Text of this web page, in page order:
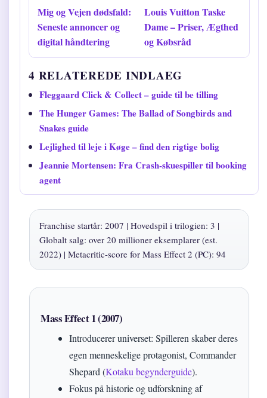
Mig og Vejen dødsfald:
Seneste annoncer og
digital håndtering
Louis Vuitton Taske
Dame – Priser, Ægthed
og Købsråd
4 RELATEREDE INDLAEG
Fleggaard Click & Collect – guide til be tilling
The Hunger Games: The Ballad of Songbirds and
Snakes guide
Lejlighed til leje i Køge – find den rigtige bolig
Jeannie Mortensen: Fra Crash-skuespiller til booking
agent
Franchise startår: 2007 | Hovedspil i trilogien: 3 |
Globalt salg: over 20 millioner eksemplarer (est.
2022) | Metacritic-score for Mass Effect 2 (PC): 94
Mass Effect 1 (2007)
Introducerer universet: Spilleren skaber deres
egen menneskelige protagonist, Commander
Shepard (Kotaku begynderguide).
Fokus på historie og udforskning af